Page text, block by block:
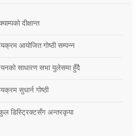
दीक्षान्त
आयोजित गोष्ठी सम्पन्न
साधारण सभा युलेसमा हुँदै
सुधार्न गोष्ठी
डिस्ट्रिक्टसँग अन्तरकृया